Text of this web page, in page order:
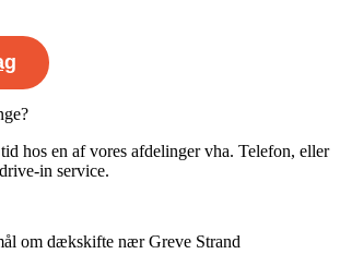
hos en af vores afdelinger vha. Telefon, eller
in service.
om dækskifte nær Greve Strand